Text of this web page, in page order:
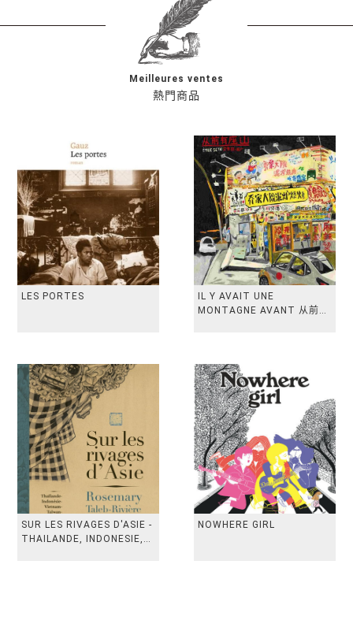
熱門商品
Meilleures ventes
LES PORTES
IL Y AVAIT UNE
MONTAGNE AVANT 从前有
SUR LES RIVAGES D'ASIE -
THAILANDE, INDONESIE,
NOWHERE GIRL